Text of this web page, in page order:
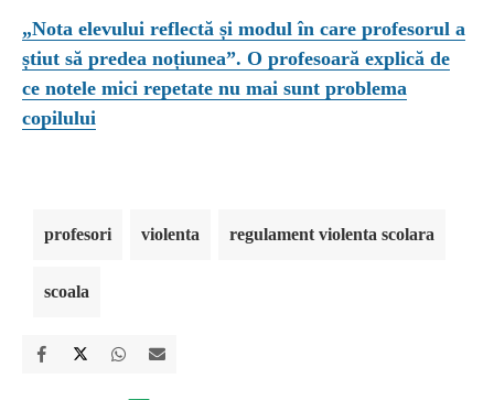
„Nota elevului reflectă și modul în care profesorul a
știut să predea noțiunea”. O profesoară explică de
ce notele mici repetate nu mai sunt problema
copilului
profesori violenta regulament violenta scolara
scoala